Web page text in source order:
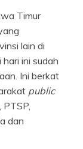
Timur
lain di
ini sudah
Ini berkat
public
PTSP,
dan